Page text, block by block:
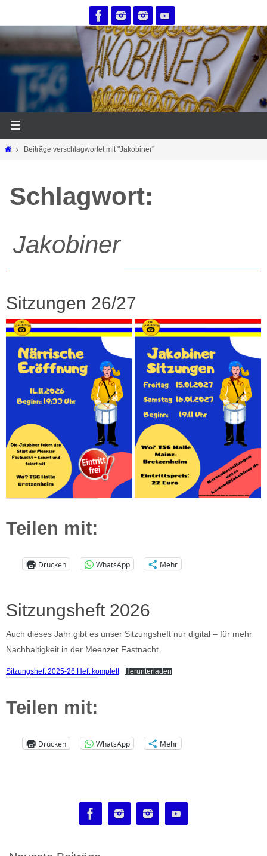
Inhalt
springen
StartBeiträge verschlagwortet mit "Jakobiner"
Schlagwort:
Jakobiner
Sitzungen 26/27
Teilen mit:
Drucken WhatsApp Mehr
Sitzungsheft 2026
Auch dieses Jahr gibt es unser Sitzungsheft nur digital – für mehr
Nachhaltigkeit in der Meenzer Fastnacht.
Sitzungsheft 2025-26 Heft komplett Herunterladen
Teilen mit:
Drucken WhatsApp Mehr